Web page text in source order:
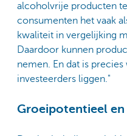
alcoholvrije producten
consumenten het vaak
kwaliteit in vergelijking
Daardoor kunnen
nemen. En dat is
investeerders liggen."
Groeipotentieel